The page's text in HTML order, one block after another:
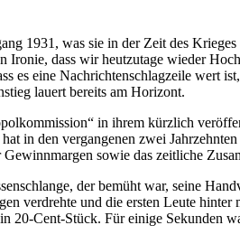
1931, was sie in der Zeit des
Ironie, dass wir heutzutage wieder
eine Nachrichtenschlagzeile wert
lauert bereits am Horizont.
in ihrem kürzlich
in den vergangenen zwei
sowie das zeitliche
der bemüht war, seine
verdrehte und die ersten Leute
20-Cent-Stück. Für einige Sekunden